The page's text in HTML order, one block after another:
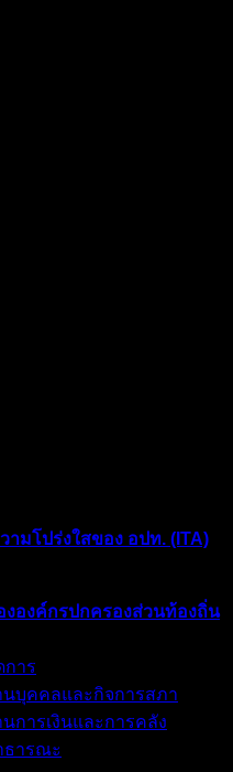
มโปร่งใสของ อปท. (ITA)
องค์กรปกครองส่วนท้องถิ่น
การ
นบุคคลและกิจการสภา
การเงินและการคลัง
ธารณะ